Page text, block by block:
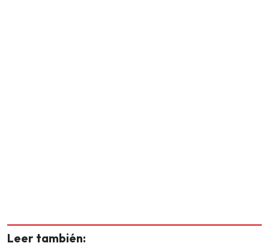
Leer también: